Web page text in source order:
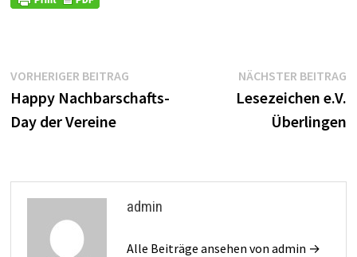
Beitragsnavigation
VORHERIGER BEITRAGVorheriger
Beitrag:
Happy Nachbarschafts-
Day der Vereine
NÄCHSTER BEITRAG
Lesezeichen e.V.
Überlingen
admin
Alle Beiträge ansehen von admin →